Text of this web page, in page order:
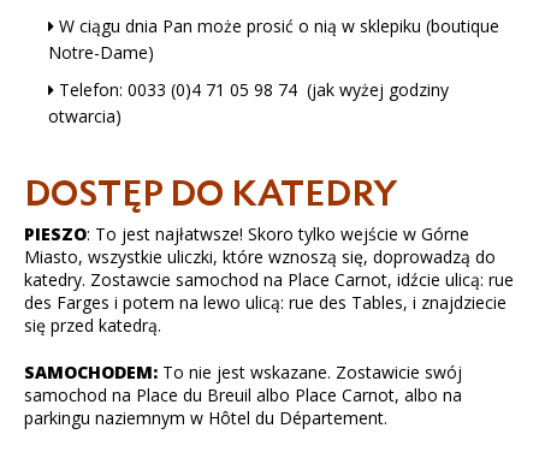
W ciągu dnia Pan może prosić o nią w sklepiku (boutique
Notre-Dame)
Telefon: 0033 (0)4 71 05 98 74 (jak wyżej godziny
otwarcia)
DOSTĘP DO KATEDRY
PIESZO: To jest najłatwsze! Skoro tylko wejście w Górne
Miasto, wszystkie uliczki, które wznoszą się, doprowadzą do
katedry. Zostawcie samochod na Place Carnot, idźcie ulicą: rue
des Farges i potem na lewo ulicą: rue des Tables, i znajdziecie
się przed katedrą.
SAMOCHODEM: To nie jest wskazane. Zostawicie swój
samochod na Place du Breuil albo Place Carnot, albo na
parkingu naziemnym w Hôtel du Département.